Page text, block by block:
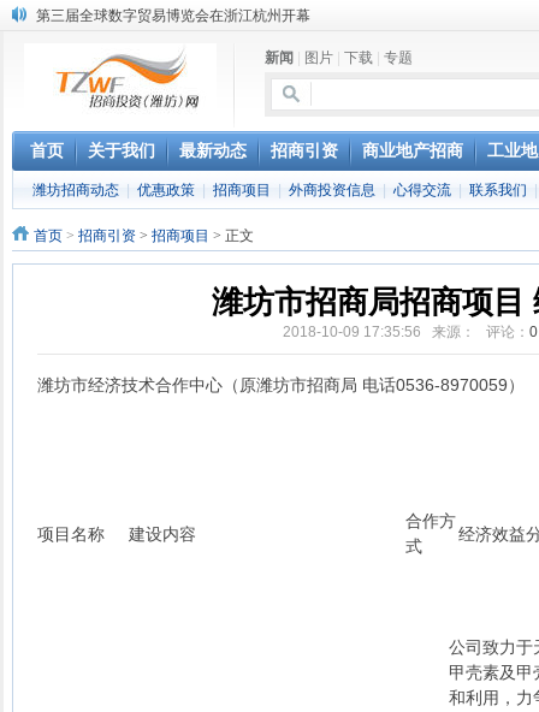
第三届全球数字贸易博览会在浙江杭州开幕
潍坊招商局讯：2024中日韩产业合作发展论坛开幕
昌乐大项目“拔节生长”赋能高质量发展
格润麦尔高端淀粉预混料智能制造项目顺利通过验收
潍坊招商局转：潍坊的冬日“秋景”
潍坊招商局转：潍坊历史名人--燕肃
香港上市公司投资信息
欢聚潍坊·2024青岛啤酒 畅享节今晚启幕
新闻 图片 下载 专题
首页 关于我们 最新动态 招商引资 商业地产招商 工业
潍坊招商动态 优惠政策 招商项目 外商投资信息 心得交流 联系我们
首页 > 招商引资 > 招商项目 > 正文
潍坊市招商局招商项目
2018-10-09 17:35:56 来源： 评论： 0
潍坊市经济技术合作中心（原潍坊市招商局 电话0536-8970059）
项目名称 建设内容
合作方
式
经济效益
公司致力于
甲壳素及甲
和利用，力